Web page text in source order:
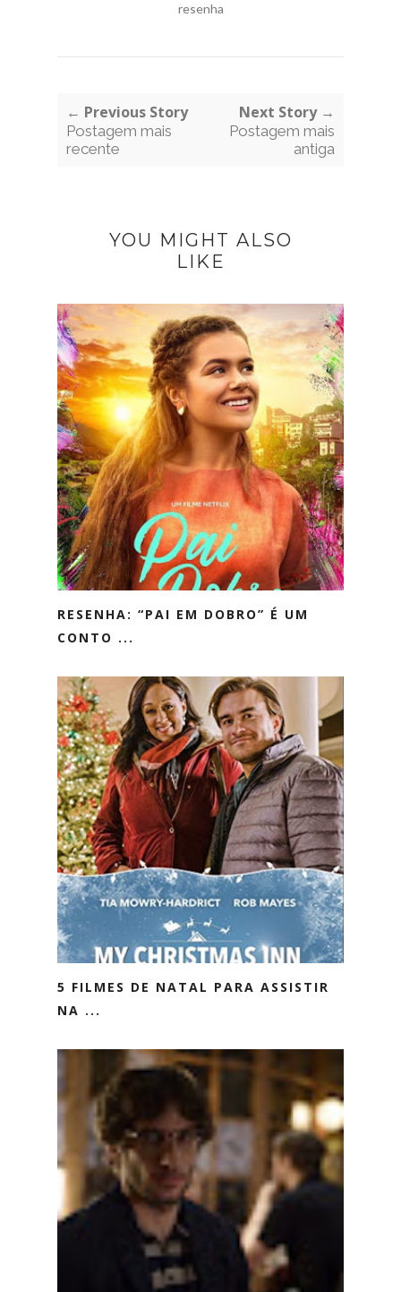
resenha
← Previous Story
Postagem mais
recente
Next Story →
Postagem mais
antiga
YOU MIGHT ALSO
LIKE
RESENHA: “PAI EM DOBRO” É UM
CONTO ...
5 FILMES DE NATAL PARA ASSISTIR
NA ...